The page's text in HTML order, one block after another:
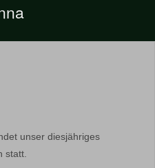
unser diesjähriges
statt.